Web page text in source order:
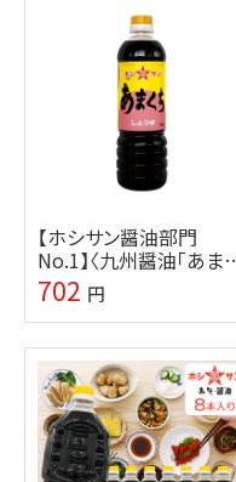
【ホシサン醤油部門
No.1】〈九州醤油「あまく
ち」 750ml〉【九州熊本の
老舗醤油屋ホシサン】
702 円